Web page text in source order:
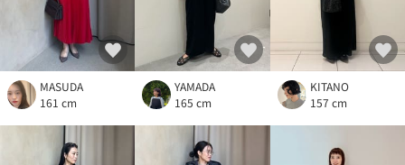
MASUDA
161 cm
YAMADA
165 cm
KITANO
157 cm